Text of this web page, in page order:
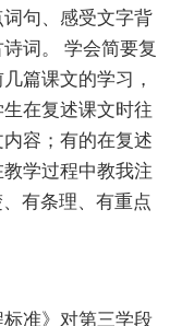
句、感受文字背
词。 学会简要复
篇课文的学习，
在复述课文时往
容；有的在复述
学过程中教我注
有条理、有重点
准》对第三学段